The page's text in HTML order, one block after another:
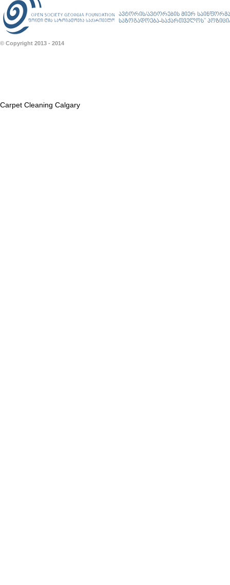
ავტორის/ავტორების მიერ
საზოგადოება-საქართველოს”
© Copyright 2013 - 2014
Carpet Cleaning Calgary